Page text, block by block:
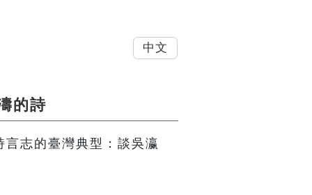
的詩
志的臺灣典型：談吳瀛